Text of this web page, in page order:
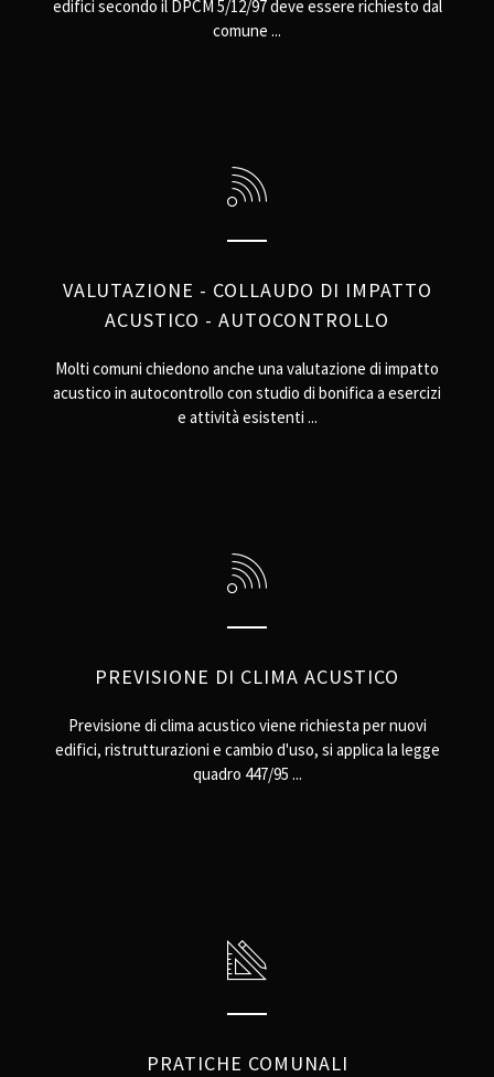
edifici secondo il DPCM 5/12/97 deve essere richiesto dal
comune ...
VALUTAZIONE - COLLAUDO DI IMPATTO
ACUSTICO - AUTOCONTROLLO
Molti comuni chiedono anche una valutazione di impatto
acustico in autocontrollo con studio di bonifica a esercizi
e attività esistenti ...
PREVISIONE DI CLIMA ACUSTICO
Previsione di clima acustico viene richiesta per nuovi
edifici, ristrutturazioni e cambio d'uso, si applica la legge
quadro 447/95 ...
PRATICHE COMUNALI